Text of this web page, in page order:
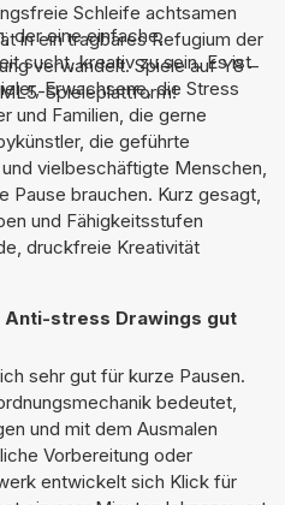
Schleife achtsamen
in ein tragbares Refugium der
verwandelt. Spiele auf Y8 –
Spieleplattform!
der eine einfache,
sucht, kreativ zu sein. Es ist
Erwachsene, die Stress
und Familien, die gerne
die geführte
vielbeschäftigte Menschen,
Pause brauchen. Kurz gesagt,
und Fähigkeitsstufen
druckfreie Kreativität
Anti-stress Drawings gut
sehr gut für kurze Pausen.
bedeutet,
und mit dem Ausmalen
Vorbereitung oder
entwickelt sich Klick für